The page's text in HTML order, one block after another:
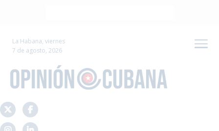
La Habana, viernes
7 de agosto, 2026